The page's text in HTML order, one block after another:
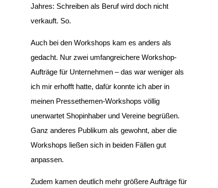
Jahres: Schreiben als Beruf wird doch nicht
verkauft. So.
Auch bei den Workshops kam es anders als
gedacht. Nur zwei umfangreichere Workshop-
Aufträge für Unternehmen – das war weniger als
ich mir erhofft hatte, dafür konnte ich aber in
meinen Pressethemen-Workshops völlig
unerwartet Shopinhaber und Vereine begrüßen.
Ganz anderes Publikum als gewohnt, aber die
Workshops ließen sich in beiden Fällen gut
anpassen.
Zudem kamen deutlich mehr größere Aufträge für